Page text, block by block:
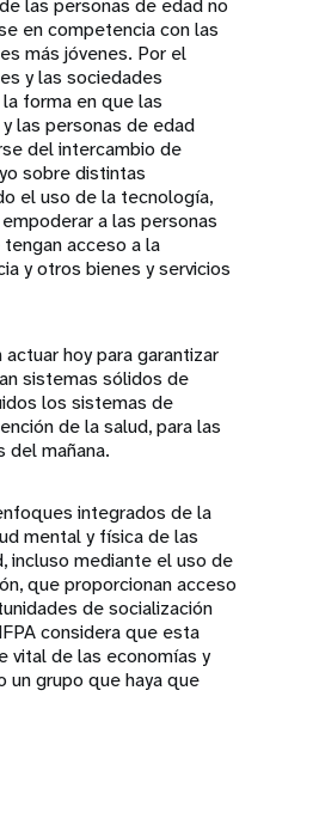
las personas de edad no
en competencia con las
más jóvenes. Por el
y las sociedades
forma en que las
las personas de edad
del intercambio de
sobre distintas
el uso de la tecnología,
a las personas
acceso a la
y otros bienes y servicios
hoy para garantizar
sistemas sólidos de
los sistemas de
de la salud, para las
del mañana.
integrados de la
mental y física de las
incluso mediante el uso de
que proporcionan acceso
de socialización
considera que esta
vital de las economías y
un grupo que haya que